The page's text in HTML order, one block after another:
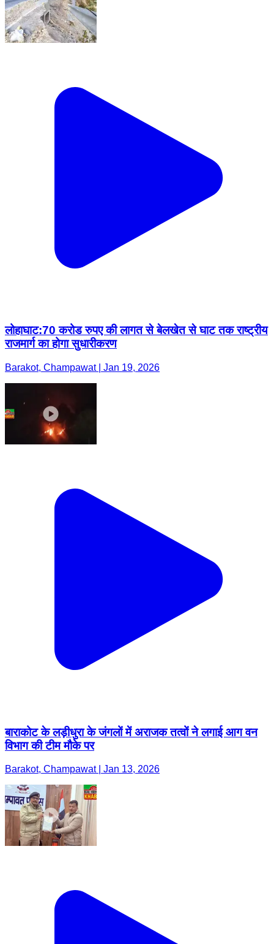
लोहाघाट:70 करोड रुपए की लागत से बेलखेत से घाट तक राष्ट्रीय
राजमार्ग का होगा सुधारीकरण
Barakot, Champawat | Jan 19, 2026
बाराकोट के लड़ीधुरा के जंगलों में अराजक तत्वों ने लगाई आग वन
विभाग की टीम मौके पर
Barakot, Champawat | Jan 13, 2026